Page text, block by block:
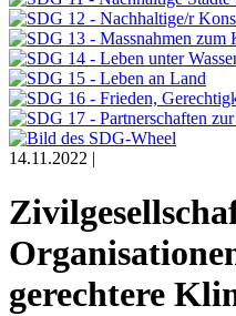
14.11.2022 |
gerechtere